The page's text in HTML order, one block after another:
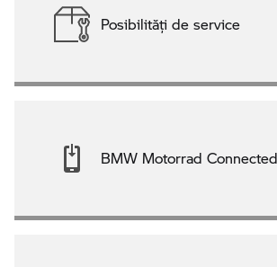
Posibilităţi de service
BMW Motorrad